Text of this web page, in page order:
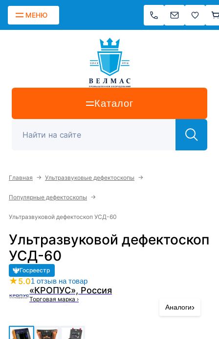
МЕНЮ
Каталог
Главная → Ультразвуковые дефектоскопы →
Популярные дефектоскопы →
Ультразвуковой дефектоскоп УСД-60
Ультразвуковой дефектоскоп
УСД-60
Госреестр
★5.01 отзыв на товар
«КРОПУС», Россия
Торговая марка ›
Аналоги›